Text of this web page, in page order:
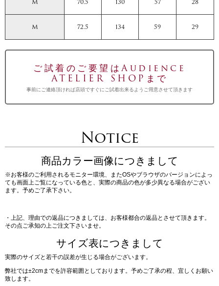
M 70.5 130 57 28
M 72.5 134 59 29
ご試着のご要望はAudience
ATELIER SHOPまで
事前にご連絡頂ければ店頭ですぐにご試着出来るようご用意させて頂きます
Notice
商品カラー画像につきまして
※お客様のご利用されるモニター環境、またOSやブラウザのバージョンによっ
ても画面上ご覧になっている色と、実際の商品の色が多少異なる場合がござい
ます。予めご了承下さい。
・上記、理由での返品につきましては、お客様都合の返品とさせて頂きます。
その点ご承知の上ご注文下さいませ。
サイズ表につきまして
実際のサイズと若干の誤差が生じる場合がございます。
弊社では±2cmまでを許容範囲としております。予めご了承の程、宜しくお願い
致します。